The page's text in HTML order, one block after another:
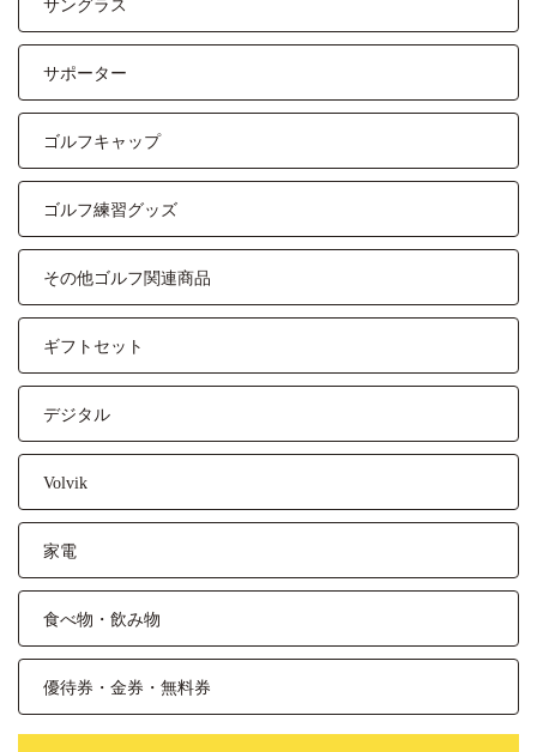
サングラス
サポーター
ゴルフキャップ
ゴルフ練習グッズ
その他ゴルフ関連商品
ギフトセット
デジタル
Volvik
家電
食べ物・飲み物
優待券・金券・無料券